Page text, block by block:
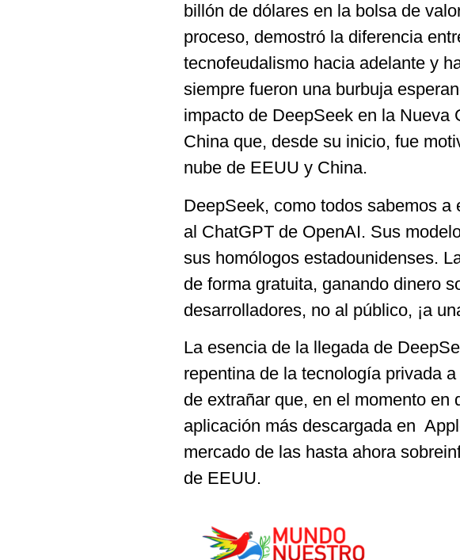
billón de dólares en la bolsa de
proceso, demostró la diferencia
tecnofeudalismo hacia adelante y
siempre fueron una burbuja
impacto de DeepSeek en la Nueva
China que, desde su inicio, fue
nube de EEUU y China.
DeepSeek, como todos sabemos
al ChatGPT de OpenAI. Sus
sus homólogos estadounidenses.
de forma gratuita, ganando dinero
desarrolladores, no al público, ¡a
La esencia de la llegada de
repentina de la tecnología privada
de extrañar que, en el momento
aplicación más descargada en
mercado de las hasta ahora
de EEUU.